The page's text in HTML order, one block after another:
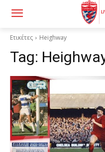
Ετικέτες Heighway
Tag: